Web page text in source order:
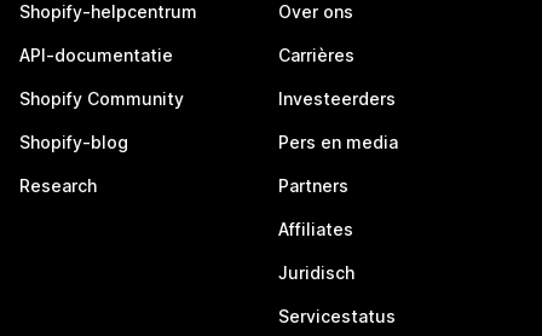
Shopify-helpcentrum
API-documentatie
Shopify Community
Shopify-blog
Research
Over ons
Carrières
Investeerders
Pers en media
Partners
Affiliates
Juridisch
Servicestatus